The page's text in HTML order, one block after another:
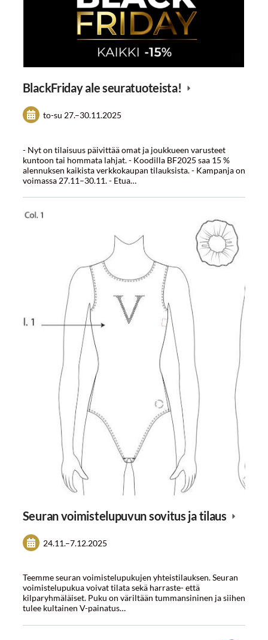
BlackFriday ale seuratuoteista!
to-su 27.–30.11.2025
- Nyt on tilaisuus päivittää omat ja joukkueen varusteet
kuntoon tai hommata lahjat. - Koodilla BF2025 saa 15 %
alennuksen kaikista verkkokaupan tilauksista. - Kampanja on
voimassa 27.11–30.11. - Etua…
Seuran voimistelupuvun sovitus ja tilaus
24.11.–7.12.2025
Teemme seuran voimistelupukujen yhteistilauksen. Seuran
voimistelupukua voivat tilata sekä harraste- että
kilparyhmäläiset. Puku on väriltään tummansininen ja siihen
tulee kultainen V-painatus…